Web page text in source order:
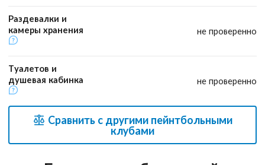
Раздевалки и
камеры хранения
не проверенно
Туалетов и
душевая кабинка
не проверенно
Сравнить с другими пейнтбольными
клубами